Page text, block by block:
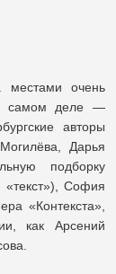
очень
самом деле —
авторы
Дарья
подборку
София
«Контекста»,
как Арсений